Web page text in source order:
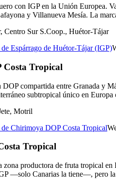
con IGP en la Unión Europea.
y Villanueva Mesía. La
Centro Sur S.Coop., Huétor-Tájar
Espárrago de Huétor-Tájar (IGP)
Costa Tropical
compartida entre Granada y
subtropical único en
Motril
Chirimoya DOP Costa Tropical
Tropical
zona productora de fruta tropical
—solo Canarias la tiene—, pero la